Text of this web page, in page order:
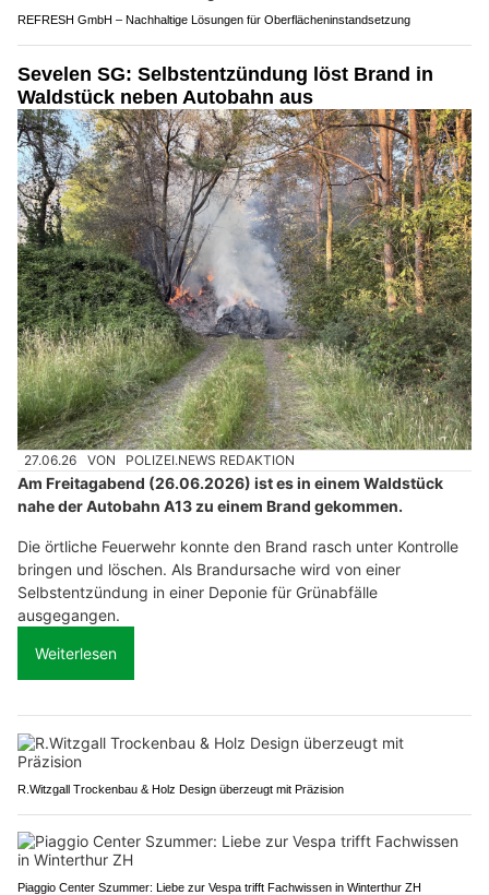
REFRESH GmbH – Nachhaltige Lösungen für Oberflächeninstandsetzung
Sevelen SG: Selbstentzündung löst Brand in
Waldstück neben Autobahn aus
27.06.26 VON POLIZEI.NEWS REDAKTION
Am Freitagabend (26.06.2026) ist es in einem Waldstück
nahe der Autobahn A13 zu einem Brand gekommen.
Die örtliche Feuerwehr konnte den Brand rasch unter Kontrolle
bringen und löschen. Als Brandursache wird von einer
Selbstentzündung in einer Deponie für Grünabfälle
ausgegangen.
Weiterlesen
R.Witzgall Trockenbau & Holz Design überzeugt mit Präzision
Piaggio Center Szummer: Liebe zur Vespa trifft Fachwissen in Winterthur ZH